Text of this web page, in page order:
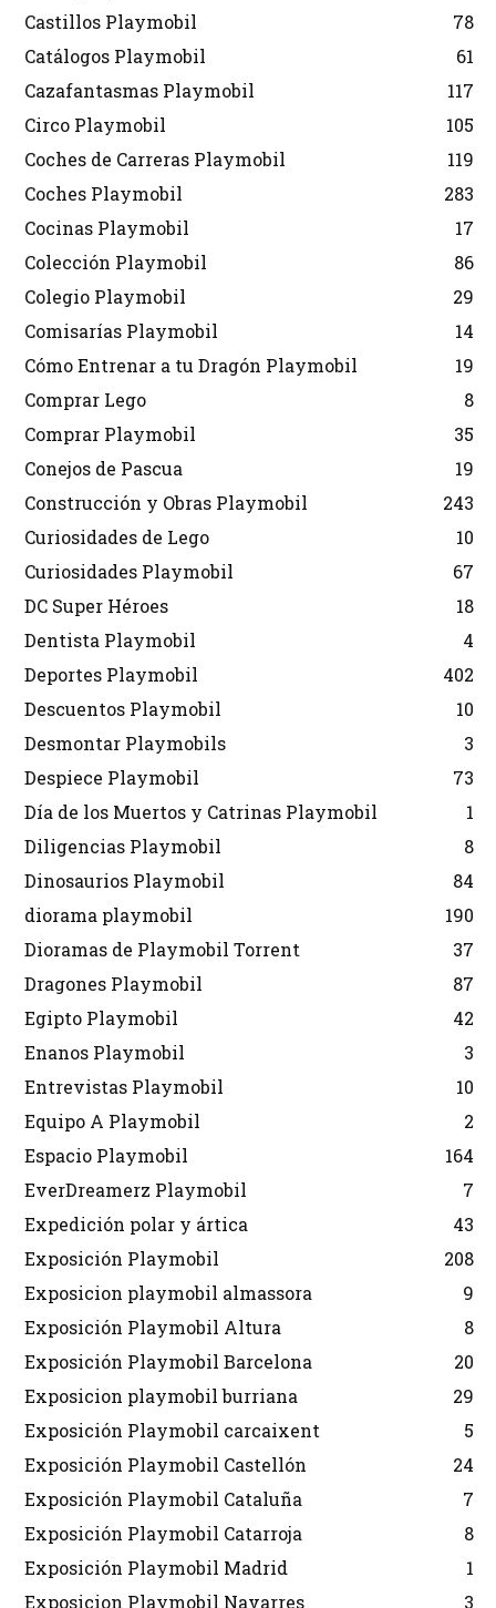
Castillos Playmobil
78
Catálogos Playmobil
61
Cazafantasmas Playmobil
117
Circo Playmobil
105
Coches de Carreras Playmobil
119
Coches Playmobil
283
Cocinas Playmobil
17
Colección Playmobil
86
Colegio Playmobil
29
Comisarías Playmobil
14
Cómo Entrenar a tu Dragón Playmobil
19
Comprar Lego
8
Comprar Playmobil
35
Conejos de Pascua
19
Construcción y Obras Playmobil
243
Curiosidades de Lego
10
Curiosidades Playmobil
67
DC Super Héroes
18
Dentista Playmobil
4
Deportes Playmobil
402
Descuentos Playmobil
10
Desmontar Playmobils
3
Despiece Playmobil
73
Día de los Muertos y Catrinas Playmobil
1
Diligencias Playmobil
8
Dinosaurios Playmobil
84
diorama playmobil
190
Dioramas de Playmobil Torrent
37
Dragones Playmobil
87
Egipto Playmobil
42
Enanos Playmobil
3
Entrevistas Playmobil
10
Equipo A Playmobil
2
Espacio Playmobil
164
EverDreamerz Playmobil
7
Expedición polar y ártica
43
Exposición Playmobil
208
Exposicion playmobil almassora
9
Exposición Playmobil Altura
8
Exposición Playmobil Barcelona
20
Exposicion playmobil burriana
29
Exposición Playmobil carcaixent
5
Exposición Playmobil Castellón
24
Exposición Playmobil Cataluña
7
Exposición Playmobil Catarroja
8
Exposición Playmobil Madrid
1
Exposicion Playmobil Navarres
3